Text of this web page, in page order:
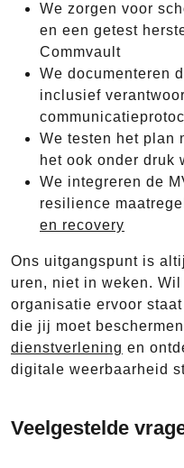
We zorgen voor
en een getest
Commvault
We documenteren
inclusief
We testen het plan
het ook onder druk
We integreren de
resilience
en recovery
Ons uitgangspunt is
uren, niet in weken.
organisatie ervoor
die jij moet
dienstverlening en
digitale weerbaarheid
Veelgestelde